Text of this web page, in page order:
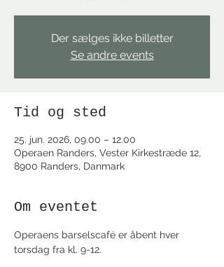
Der sælges ikke billetter
Se andre events
Tid og sted
25. jun. 2026, 09.00 – 12.00
Operaen Randers, Vester Kirkestræde 12,
8900 Randers, Danmark
Om eventet
Operaens barselscafé er åbent hver
torsdag fra kl. 9-12.